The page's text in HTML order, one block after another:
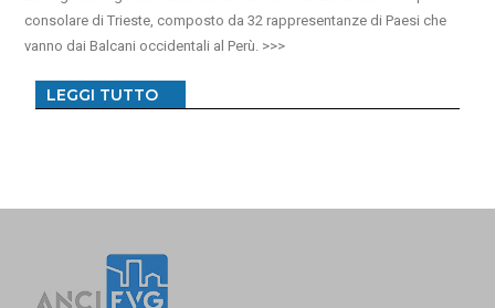
consolare di Trieste, composto da 32 rappresentanze di Paesi che
vanno dai Balcani occidentali al Perù.
LEGGI TUTTO